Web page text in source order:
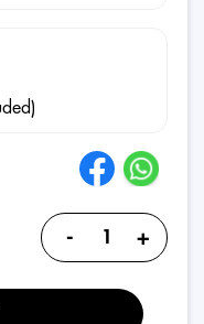
- +